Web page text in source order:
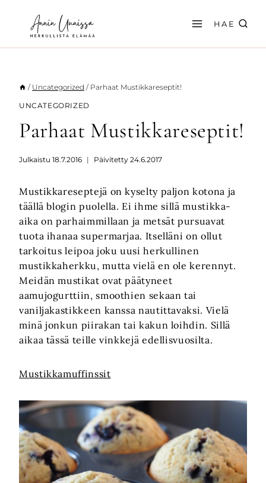
sisältöön
HAE
/ Uncategorized / Parhaat Mustikkareseptit!
UNCATEGORIZED
Parhaat Mustikkareseptit!
Julkaistu 18.7.2016 Päivitetty 24.6.2017
Mustikkareseptejä on kyselty paljon kotona ja
täällä blogin puolella. Ei ihme sillä mustikka-
aika on parhaimmillaan ja metsät pursuavat
tuota ihanaa supermarjaa. Itselläni on ollut
tarkoitus leipoa joku uusi herkullinen
mustikkaherkku, mutta vielä en ole kerennyt.
Meidän mustikat ovat päätyneet
aamujogurttiin, smoothien sekaan tai
vaniljakastikkeen kanssa nautittavaksi. Vielä
minä jonkun piirakan tai kakun loihdin. Sillä
aikaa tässä teille vinkkejä edellisvuosilta.
Mustikkamuffinssit